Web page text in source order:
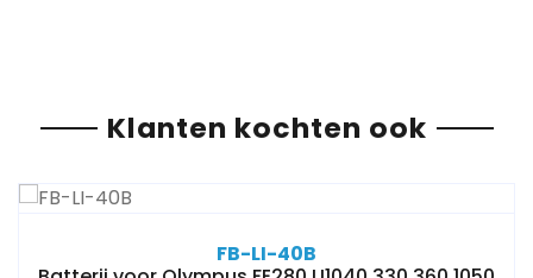
Klanten kochten ook
FB-LI-40B